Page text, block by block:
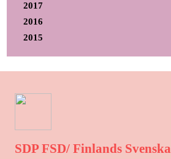
2017
2016
2015
SDP FSD/ Finlands Svenska